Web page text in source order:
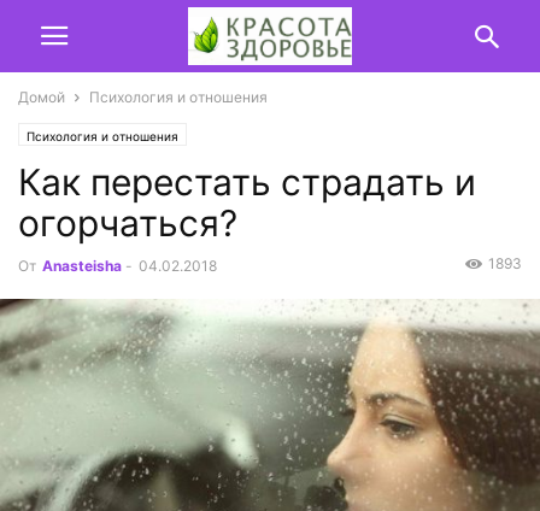
Домой Психология и отношения
Психология и отношения
Как перестать страдать и
огорчаться?
От Anasteisha - 04.02.2018 1893